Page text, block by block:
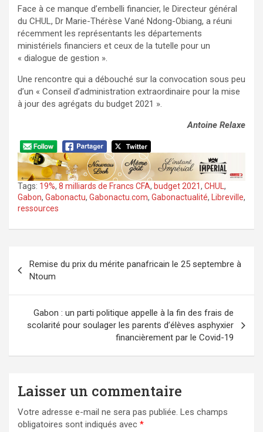
Face à ce manque d’embelli financier, le Directeur général
du CHUL, Dr Marie-Thérèse Vané Ndong-Obiang, a réuni
récemment les représentants les départements
ministériels financiers et ceux de la tutelle pour un
« dialogue de gestion ».
Une rencontre qui a débouché sur la convocation sous peu
d’un « Conseil d’administration extraordinaire pour la mise
à jour des agrégats du budget 2021 ».
Antoine Relaxe
Tags: 19%, 8 milliards de Francs CFA, budget 2021, CHUL,
Gabon, Gabonactu, Gabonactu.com, Gabonactualité, Libreville,
ressources
de
l’article
Remise du prix du mérite panafricain le 25 septembre à
Ntoum
Gabon : un parti politique appelle à la fin des frais de
scolarité pour soulager les parents d’élèves asphyxier
financièrement par le Covid-19
Laisser un commentaire
Votre adresse e-mail ne sera pas publiée. Les champs
obligatoires sont indiqués avec *